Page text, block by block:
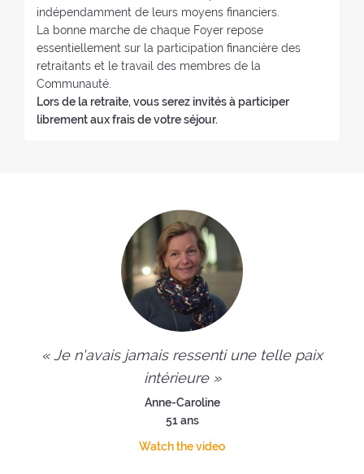
:
indépendamment de leurs moyens financiers.
La bonne marche de chaque Foyer repose
essentiellement sur la participation financière des
retraitants et le travail des membres de la
Communauté.
Lors de la retraite, vous serez invités à participer
librement aux frais de votre séjour.
« Je n'avais jamais ressenti une telle paix
intérieure »
Anne-Caroline
51 ans
Watch the video